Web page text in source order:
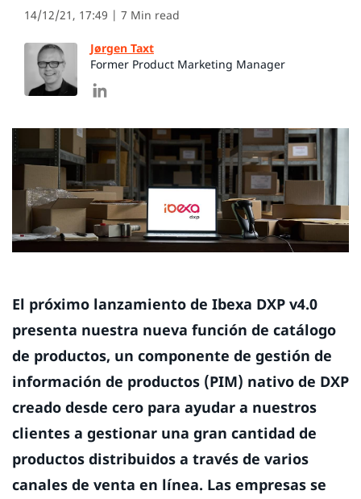
14/12/21, 17:49 | 7 Min read
Jørgen Taxt
Former Product Marketing Manager
El próximo lanzamiento de Ibexa DXP v4.0
presenta nuestra nueva función de catálogo
de productos, un componente de gestión de
información de productos (PIM) nativo de DXP
creado desde cero para ayudar a nuestros
clientes a gestionar una gran cantidad de
productos distribuidos a través de varios
canales de venta en línea. Las empresas se